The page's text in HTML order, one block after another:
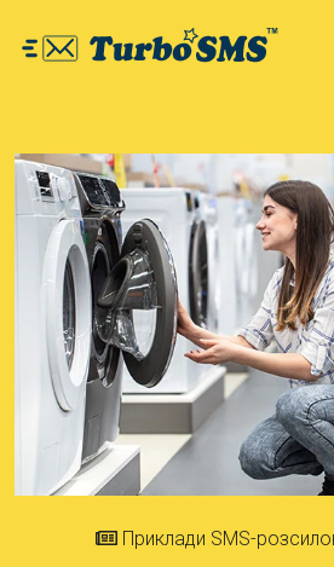
Приклади SMS-